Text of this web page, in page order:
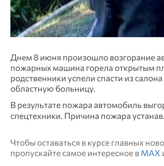
Днем 8 июня произошло возгорание
пожарных машина горела открытым
родственники успели спасти из
областную больницу.
В результате пожара автомобиль
спецтехники. Причина пожара
Чтобы оставаться в курсе главных
пропускайте самое интересное в MAX